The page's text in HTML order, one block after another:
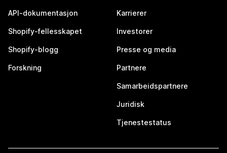
API-dokumentasjon
Shopify-fellesskapet
Shopify-blogg
Forskning
Karrierer
Investorer
Presse og media
Partnere
Samarbeidspartnere
Juridisk
Tjenestestatus